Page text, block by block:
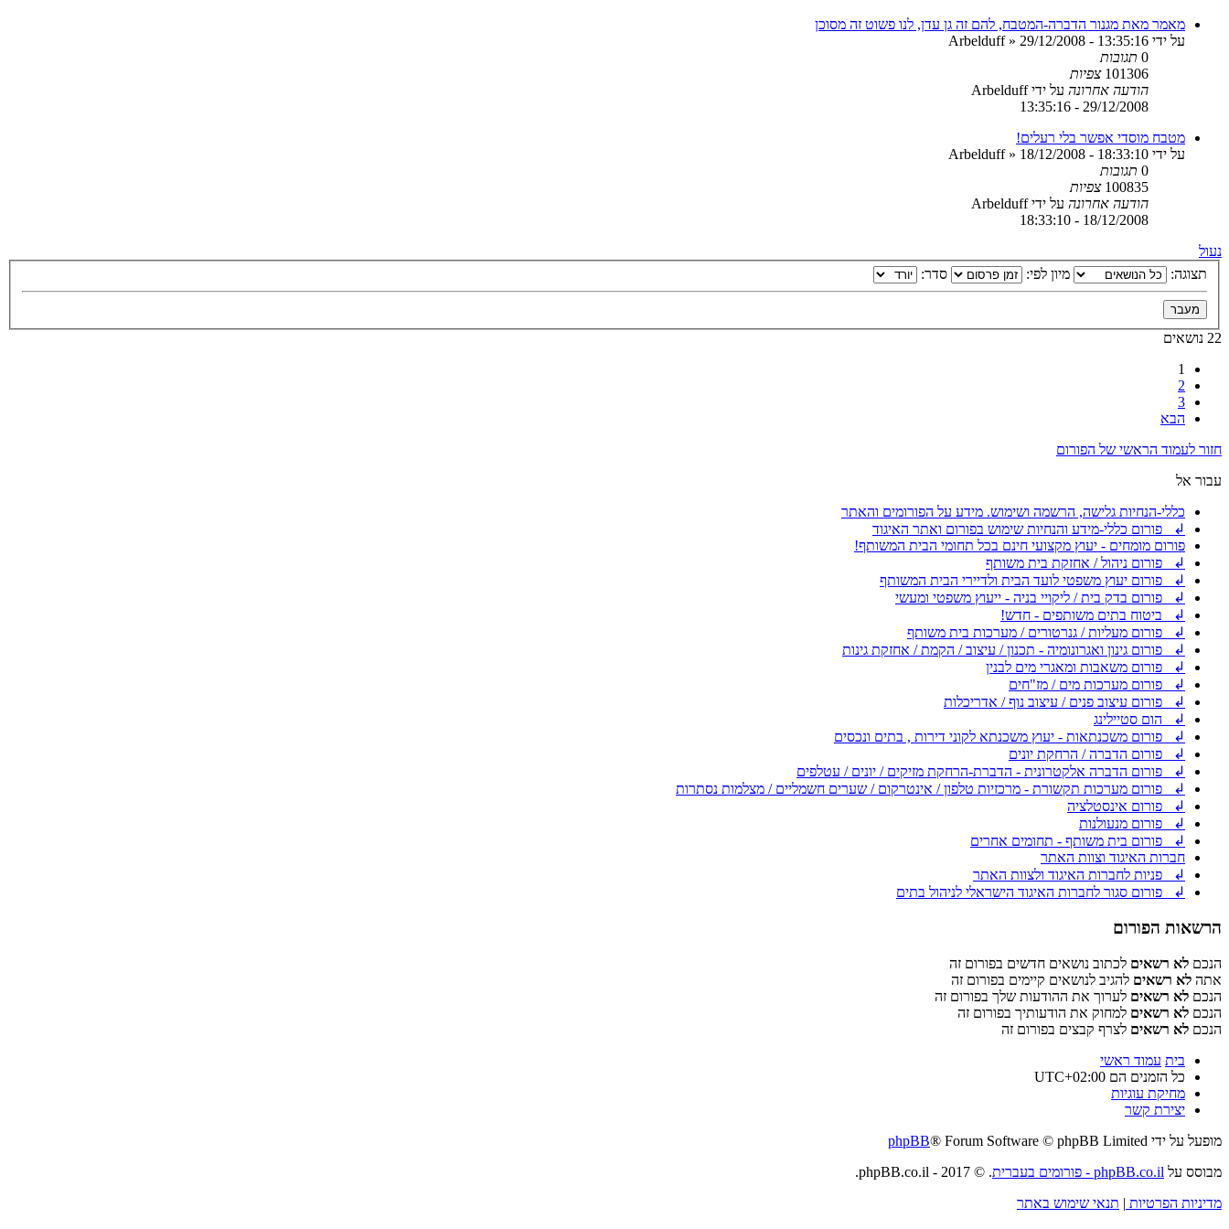
מאמר מאת מגנור הדברה-המטבח, להם זה גן עדן, לנו פשוט זה מסוכן
על ידי
Arbelduff» 29/12/2008 - 13:35:16
0 תגובות
101306 צפיות
הודעה אחרונה על ידיArbelduff
29/12/2008 - 13:35:16
מטבח מוסדי אפשר בלי רעלים!
על ידי
Arbelduff» 18/12/2008 - 18:33:10
0 תגובות
100835 צפיות
הודעה אחרונה על ידיArbelduff
18/12/2008 - 18:33:10
נעול
תצוגה:
מיון לפי: סדר:
22 נושאים
1
2
3
הבא
חזור לעמוד הראשי של הפורום
עבור אל
כללי-הנחיות גלישה, הרשמה ושימוש. מידע על הפורומים והאתר
↲ פורום כללי-מידע והנחיות שימוש בפורום ואתר האיגוד
פורום מומחים - יעוץ מקצועי חינם בכל תחומי הבית המשותף!
↲ פורום ניהול / אחזקת בית משותף
↲ פורום יעוץ משפטי לועד הבית ולדיירי הבית המשותף
↲ פורום בדק בית / ליקויי בניה - ייעוץ משפטי ומעשי
↲ ביטוח בתים משותפים - חדש!
↲ פורום מעליות / גנרטורים / מערכות בית משותף
↲ פורום גינון ואגרונומיה - תכנון / עיצוב / הקמת / אחזקת גינות
↲ פורום משאבות ומאגרי מים לבנין
↲ פורום מערכות מים / מז"חים
↲ פורום עיצוב פנים / עיצוב נוף / אדריכלות
↲ הום סטיילינג
↲ פורום משכנתאות - יעוץ משכנתא לקוני דירות , בתים ונכסים
↲ פורום הדברה / הרחקת יונים
↲ פורום הדברה אלקטרונית - הדברת-הרחקת מזיקים / יונים / עטלפים
↲ פורום מערכות תקשורת - מרכזיות טלפון / אינטרקום / שערים חשמליים / מצלמות נסתרות
↲ פורום אינסטלציה
↲ פורום מנעולנות
↲ פורום בית משותף - תחומים אחרים
חברות האיגוד וצוות האתר
↲ פניות לחברות האיגוד ולצוות האתר
↲ פורום סגור לחברות האיגוד הישראלי לניהול בתים
הרשאות הפורום
הנכם לא רשאים לכתוב נושאים חדשים בפורום זה
אתה לא רשאים להגיב לנושאים קיימים בפורום זה
הנכם לא רשאים לערוך את ההודעות שלך בפורום זה
הנכם לא רשאים למחוק את הודעותיך בפורום זה
הנכם לא רשאים לצרף קבצים בפורום זה
בית עמוד ראשי
כל הזמנים הם UTC+02:00
מחיקת עוגיות
יצירת קשר
מופעל על ידי
phpBB® Forum Software © phpBB Limited
מבוסס על phpBB.co.il - פורומים בעברית
. © 2017 - phpBB.co.il.
מדיניות הפרטיות | תנאי שימוש באתר